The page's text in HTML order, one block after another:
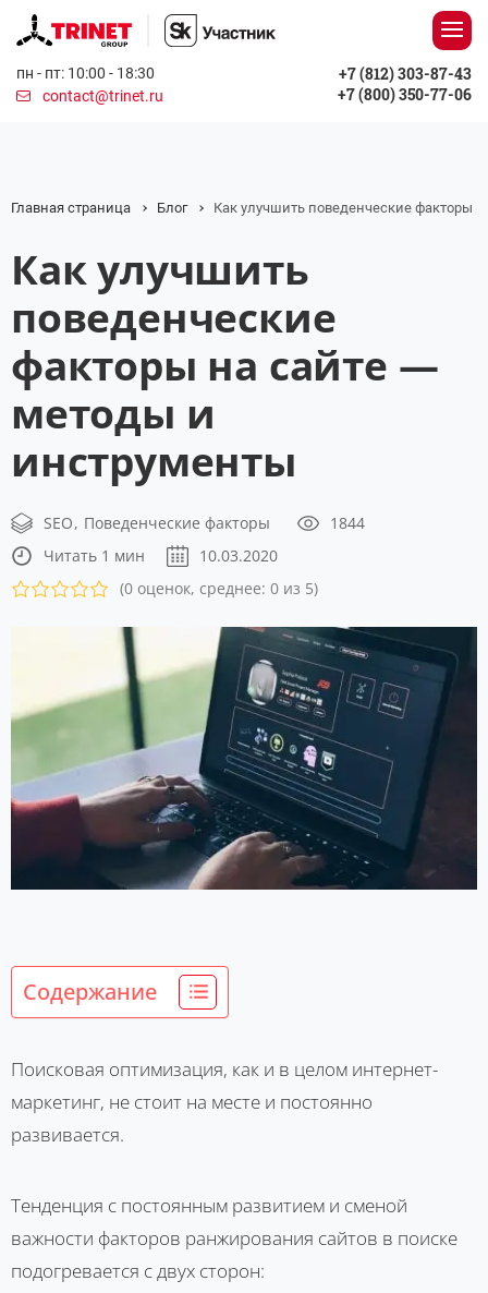
пн - пт: 10:00 - 18:30
contact@trinet.ru
+7 (812) 303-87-43
+7 (800) 350-77-06
Главная страница Блог Как улучшить поведенческие факторы
Как улучшить
поведенческие
факторы на сайте —
методы и
инструменты
SEO Поведенческие факторы
1844
Читать 1 мин
10.03.2020
(0 оценок, среднее: 0 из 5)
Содержание
Поисковая оптимизация, как и в целом интернет-
маркетинг, не стоит на месте и постоянно
развивается.
Тенденция с постоянным развитием и сменой
важности факторов ранжирования сайтов в поиске
подогревается с двух сторон: